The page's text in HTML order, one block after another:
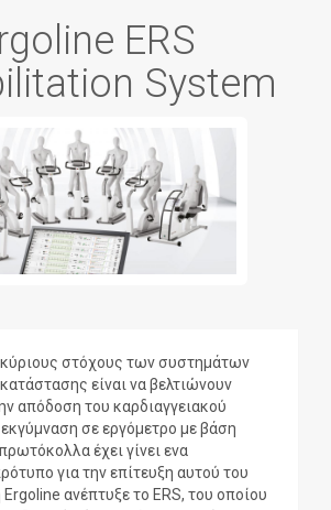
ERS
System
στόχους των συστημάτων
είναι να βελτιώνουν
απόδοση του καρδιαγγειακού
σε εργόμετρο με βάση
έχει γίνει ενα
για την επίτευξη αυτού του
ανέπτυξε το ERS, του οποίου